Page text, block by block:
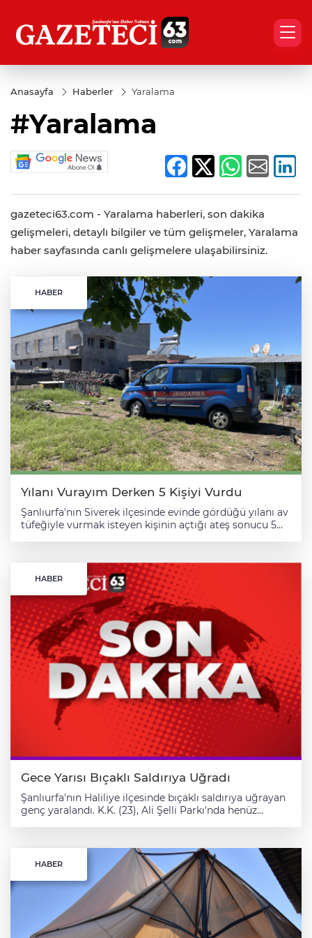
Anasayfa Haberler Yaralama
#Yaralama
gazeteci63.com - Yaralama haberleri, son dakika
gelişmeleri, detaylı bilgiler ve tüm gelişmeler, Yaralama
haber sayfasında canlı gelişmelere ulaşabilirsiniz.
HABER
Yılanı Vurayım Derken 5 Kişiyi Vurdu
Şanlıurfa'nın Siverek ilçesinde evinde gördüğü yılanı av
tüfeğiyle vurmak isteyen kişinin açtığı ateş sonucu 5
av tüfeğiyle ateş etti. Tüfekten çıkan saçmalar ve
yerden seken taş parçaları nedeniyle olay yerinde
bulunan 5 kişi hafif şekilde yaralandı. İhbar üzerine
bölgeye jandarma ve sağlık ekipleri sevk edildi. Sağlık
ekiplerince Siverek Devlet Hastanesi'ne kaldırılan
yaralıların durumlarının iyi olduğu öğrenildi.
HABER
Gece Yarısı Bıçaklı Saldırıya Uğradı
Şanlıurfa'nın Haliliye ilçesinde bıçaklı saldırıya uğrayan
genç yaralandı. K.K. (23), Ali Şelli Parkı'nda henüz
sevk edildi. Saldırıda yaralanan genç, ambulansla
Mehmet Akif İnan Devlet Hastanesi'ne kaldırıldı. Polis
ekipleri, kaçan zanlının yakalanması için çalışma
başlattı.
HABER